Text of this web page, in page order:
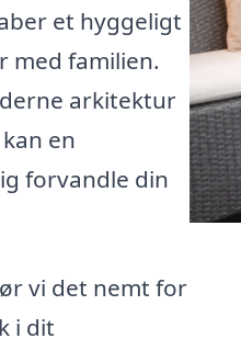
et hyggeligt
med familien.
arkitektur
en
forvandle din
vi det nemt for
i dit